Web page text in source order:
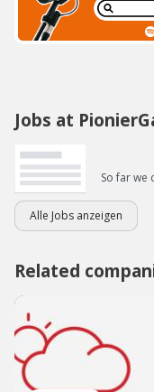
Jobs at
So far we
Alle Jobs anzeigen
Related